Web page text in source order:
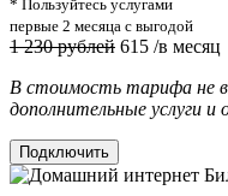
* Пользуйтесь услугами
первые 2 месяца с выгодой
1 230 рублей 615 /в месяц
В стоимость тарифа не
дополнительные услуги и
Подключить